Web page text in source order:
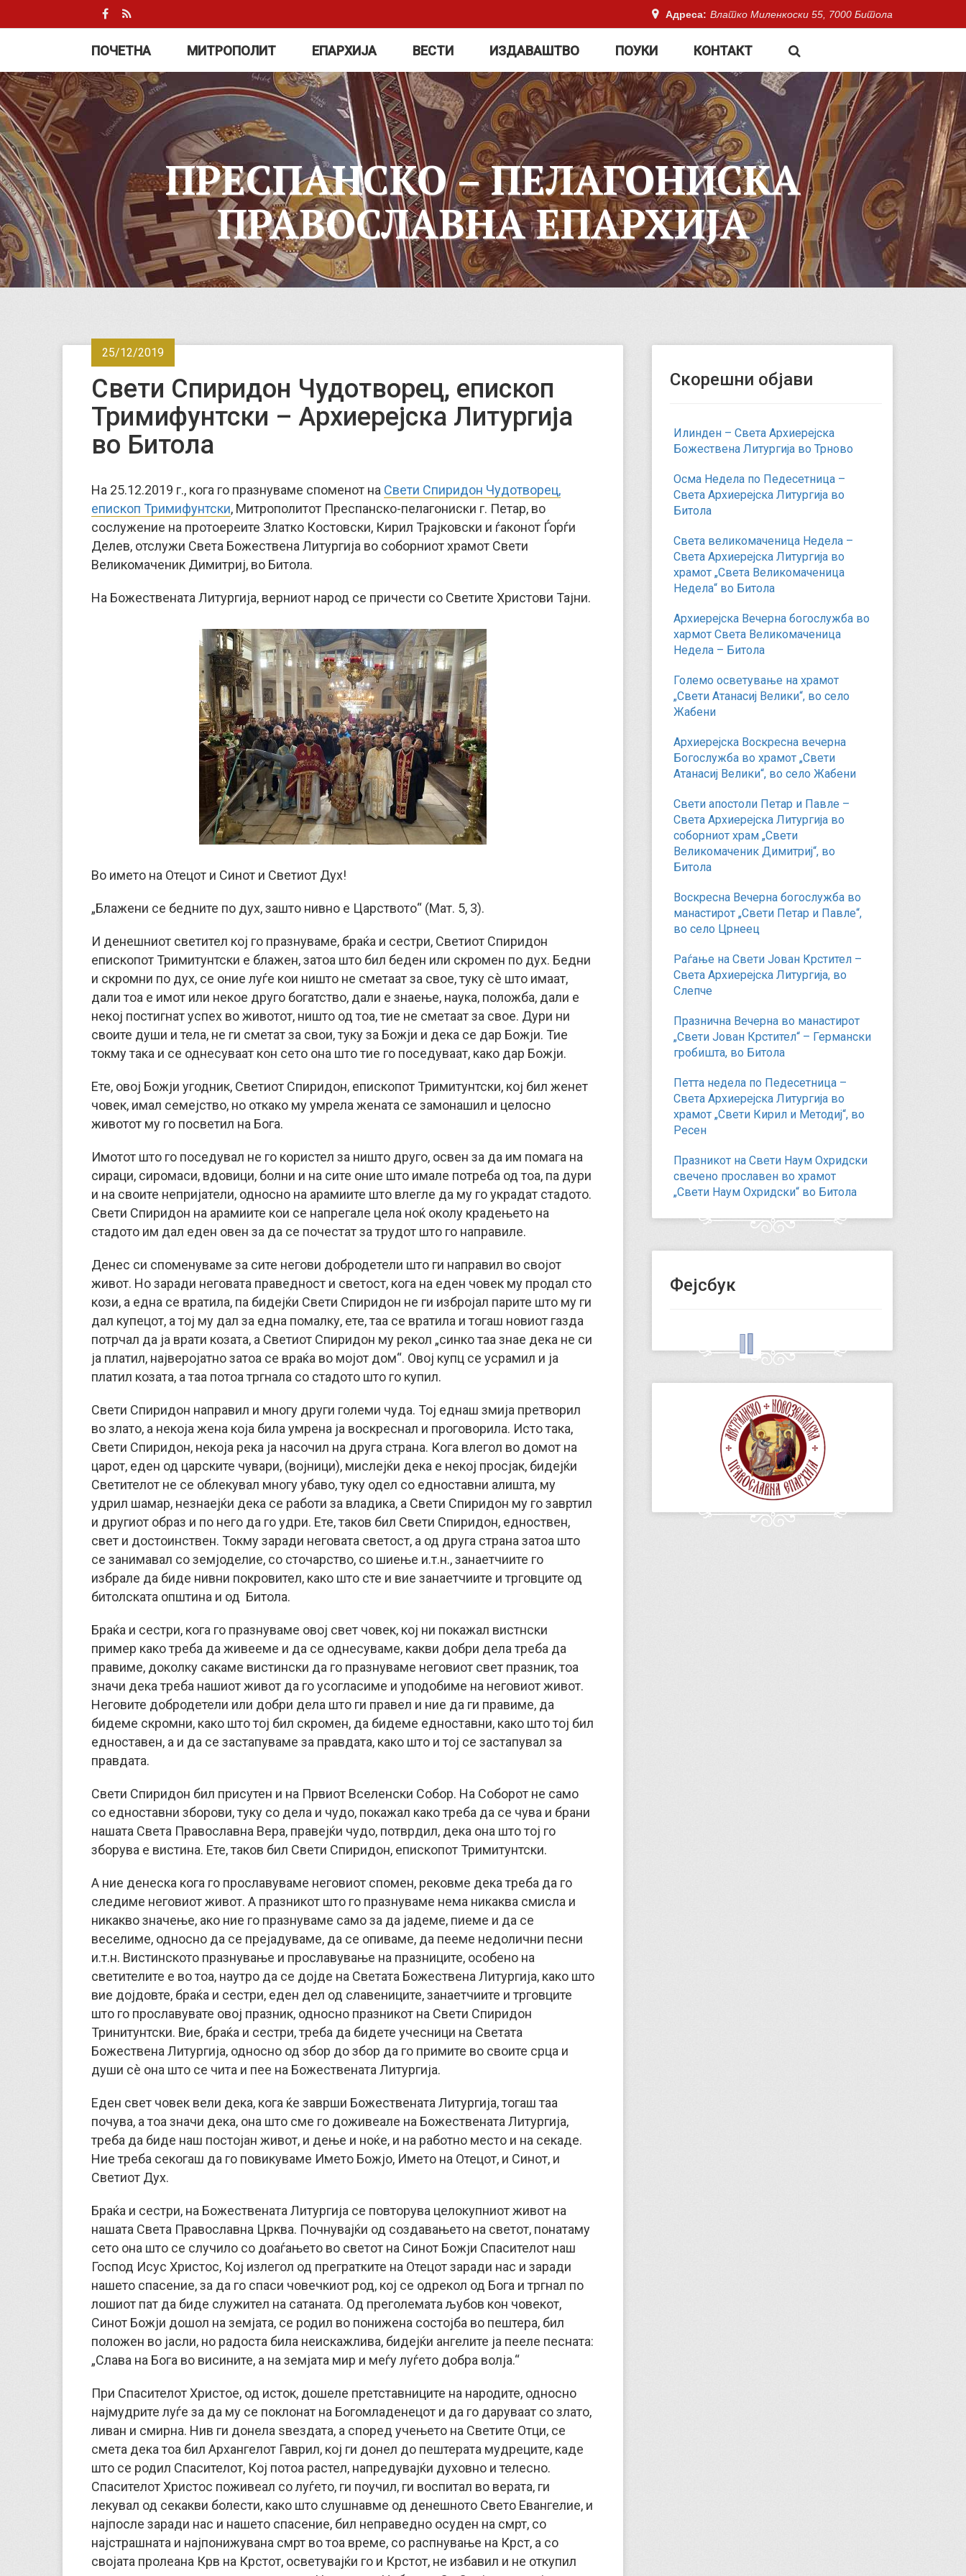
Адреса: Влатко Миленкоски 55, 7000 Битола
ПОЧЕТНА МИТРОПОЛИТ ЕПАРХИЈА ВЕСТИ ИЗДАВАШТВО ПОУКИ КОНТАКТ
ПРЕСПАНСКО – ПЕЛАГОНИСКА
ПРАВОСЛАВНА ЕПАРХИЈА
25/12/2019
Свети Спиридон Чудотворец, епископ
Тримифунтски – Архиерејска Литургија
во Битола
На 25.12.2019 г., кога го празнуваме споменот на Свети Спиридон Чудотворец,
епископ Тримифунтски, Митрополитот Преспанско-пелагониски г. Петар, во
сослужение на протоереите Златко Костовски, Кирил Трајковски и ѓаконот Ѓорѓи
Делев, отслужи Света Божествена Литургија во соборниот храмот Свети
Великомаченик Димитриј, во Битола.
На Божествената Литургија, верниот народ се причести со Светите Христови Тајни.
Во името на Отецот и Синот и Светиот Дух!
„Блажени се бедните по дух, зашто нивно е Царството“ (Мат. 5, 3).
И денешниот светител кој го празнуваме, браќа и сестри, Светиот Спиридон
епископот Тримитунтски е блажен, затоа што бил беден или скромен по дух. Бедни
и скромни по дух, се оние луѓе кои ништо не сметаат за свое, туку сè што имаат,
дали тоа е имот или некое друго богатство, дали е знаење, наука, положба, дали е
некој постигнат успех во животот, ништо од тоа, тие не сметаат за свое. Дури ни
своите души и тела, не ги сметат за свои, туку за Божји и дека се дар Божји. Тие
токму така и се однесуваат кон сето она што тие го поседуваат, како дар Божји.
Ете, овој Божји угодник, Светиот Спиридон, епископот Тримитунтски, кој бил женет
човек, имал семејство, но откако му умрела жената се замонашил и целосно
животот му го посветил на Бога.
Имотот што го поседувал не го користел за ништо друго, освен за да им помага на
сираци, сиромаси, вдовици, болни и на сите оние што имале потреба од тоа, па дури
и на своите непријатели, односно на арамиите што влегле да му го украдат стадото.
Свети Спиридон на арамиите кои се напрегале цела ноќ околу крадењето на
стадото им дал еден овен за да се почестат за трудот што го направиле.
Денес си споменуваме за сите негови добродетели што ги направил во својот
живот. Но заради неговата праведност и светост, кога на еден човек му продал сто
кози, а една се вратила, па бидејќи Свети Спиридон не ги избројал парите што му ги
дал купецот, а тој му дал за една помалку, ете, таа се вратила и тогаш новиот газда
потрчал да ја врати козата, а Светиот Спиридон му рекол „синко таа знае дека не си
ја платил, најверојатно затоа се враќа во мојот дом“. Овој купц се усрамил и ја
платил козата, а таа потоа тргнала со стадото што го купил.
Свети Спиридон направил и многу други големи чуда. Тој еднаш змија претворил
во злато, а некоја жена која била умрена ја воскреснал и проговорила. Исто така,
Свети Спиридон, некоја река ја насочил на друга страна. Кога влегол во домот на
царот, еден од царските чувари, (војници), мислејќи дека е некој просјак, бидејќи
Светителот не се облекувал многу убаво, туку одел со едноставни алишта, му
удрил шамар, незнаејќи дека се работи за владика, а Свети Спиридон му го завртил
и другиот образ и по него да го удри. Ете, таков бил Свети Спиридон, едноствен,
свет и достоинствен. Токму заради неговата светост, а од друга страна затоа што
се занимавал со земјоделие, со сточарство, со шиење и.т.н., занаетчиите го
избрале да биде нивни покровител, како што сте и вие занаетчиите и трговците од
битолската општина и од Битола.
Браќа и сестри, кога го празнуваме овој свет човек, кој ни покажал вистнски
пример како треба да живееме и да се однесуваме, какви добри дела треба да
правиме, доколку сакаме вистински да го празнуваме неговиот свет празник, тоа
значи дека треба нашиот живот да го усогласиме и уподобиме на неговиот живот.
Неговите добродетели или добри дела што ги правел и ние да ги правиме, да
бидеме скромни, како што тој бил скромен, да бидеме едноставни, како што тој бил
едноставен, а и да се застапуваме за правдата, како што и тој се застапувал за
правдата.
Свети Спиридон бил присутен и на Првиот Вселенски Собор. На Соборот не само
со едноставни зборови, туку со дела и чудо, покажал како треба да се чува и брани
нашата Света Православна Вера, правејќи чудо, потврдил, дека она што тој го
зборува е вистина. Ете, таков бил Свети Спиридон, епископот Тримитунтски.
А ние денеска кога го прославуваме неговиот спомен, рековме дека треба да го
следиме неговиот живот. А празникот што го празнуваме нема никаква смисла и
никакво значење, ако ние го празнуваме само за да јадеме, пиеме и да се
веселиме, односно да се прејадуваме, да се опиваме, да пееме недолични песни
и.т.н. Вистинското празнување и прославување на празниците, особено на
светителите е во тоа, наутро да се дојде на Светата Божествена Литургија, како што
вие дојдовте, браќа и сестри, еден дел од славениците, занаетчиите и трговците
што го прославувате овој празник, односно празникот на Свети Спиридон
Тринитунтски. Вие, браќа и сестри, треба да бидете учесници на Светата
Божествена Литургија, односно од збор до збор да го примите во своите срца и
души сè она што се чита и пее на Божествената Литургија.
Еден свет човек вели дека, кога ќе заврши Божествената Литургија, тогаш таа
почува, а тоа значи дека, она што сме го доживеале на Божествената Литургија,
треба да биде наш постојан живот, и дење и ноќе, и на работно место и на секаде.
Ние треба секогаш да го повикуваме Името Божјо, Името на Отецот, и Синот, и
Светиот Дух.
Браќа и сестри, на Божествената Литургија се повторува целокупниот живот на
нашата Света Православна Црква. Почнувајќи од создавањето на светот, понатаму
сето она што се случило со доаѓањето во светот на Синот Божји Спасителот наш
Господ Исус Христос, Кој излегол од прегратките на Отецот заради нас и заради
нашето спасение, за да го спаси човечкиот род, кој се одрекол од Бога и тргнал по
лошиот пат да биде служител на сатаната. Од преголемата љубов кон човекот,
Синот Божји дошол на земјата, се родил во понижена состојба во пештера, бил
положен во јасли, но радоста била неискажлива, бидејќи ангелите ја пееле песната:
„Слава на Бога во висините, а на земјата мир и меѓу луѓето добра волја.“
При Спасителот Христое, од исток, дошеле претставниците на народите, односно
најмудрите луѓе за да му се поклонат на Богомладенецот и да го даруваат со злато,
ливан и смирна. Нив ги донела ѕвездата, а според учењето на Светите Отци, се
смета дека тоа бил Архангелот Гаврил, кој ги донел до пештерата мудреците, каде
што се родил Спасителот, Кој потоа растел, напредувајќи духовно и телесно.
Спасителот Христос поживеал со луѓето, ги поучил, ги воспитал во верата, ги
лекувал од секакви болести, како што слушнавме од денешното Свето Евангелие, и
најпосле заради нас и нашето спасение, бил неправедно осуден на смрт, со
најстрашната и најпонижувана смрт во тоа време, со распнување на Крст, а со
својата пролеана Крв на Крстот, осветувајќи го и Крстот, не избавил и не откупил
Скорешни објави
Илинден – Света Архиерејска
Божествена Литургија во Трново
Осма Недела по Педесетница –
Света Архиерејска Литургија во
Битола
Света великомаченица Недела –
Света Архиерејска Литургија во
храмот „Света Великомаченица
Недела“ во Битола
Архиерејска Вечерна богослужба во
хармот Света Великомаченица
Недела – Битола
Големо осветување на храмот
„Свети Атанасиј Велики“, во село
Жабени
Архиерејска Воскресна вечерна
Богослужба во храмот „Свети
Атанасиј Велики“, во село Жабени
Свети апостоли Петар и Павле –
Света Архиерејска Литургија во
соборниот храм „Свети
Великомаченик Димитриј“, во
Битола
Воскресна Вечерна богослужба во
манастирот „Свети Петар и Павле“,
во село Црнеец
Раѓање на Свети Јован Крстител –
Света Архиерејска Литургија, во
Слепче
Празнична Вечерна во манастирот
„Свети Јован Крстител“ – Германски
гробишта, во Битола
Петта недела по Педесетница –
Света Архиерејска Литургија во
храмот „Свети Кирил и Методиј“, во
Ресен
Празникот на Свети Наум Охридски
свечено прославен во храмот
„Свети Наум Охридски“ во Битола
Фејсбук